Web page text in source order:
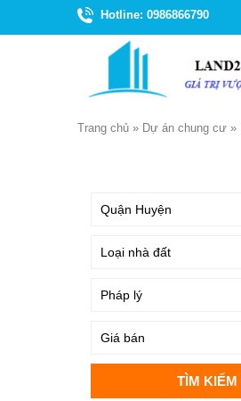
Hotline: 0986866790
Trang chủ » Dự án chung cư »